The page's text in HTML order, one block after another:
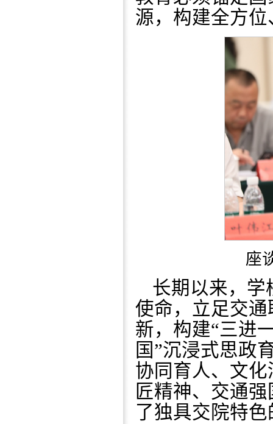
源，构建全方
座
长期以来，学
使命，立足交
新，构建“三进
国”沉浸式思政
协同育人、文
匠精神、交通
了独具交院特